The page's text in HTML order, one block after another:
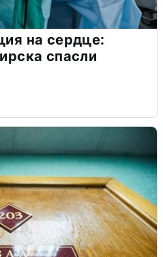
на сердце:
спасли